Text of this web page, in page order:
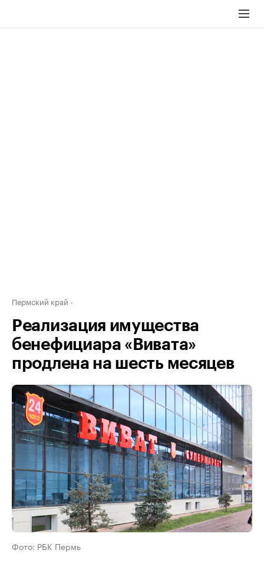
Пермский край
Реализация имущества
бенефициара «Вивата»
продлена на шесть месяцев
Фото: РБК Пермь